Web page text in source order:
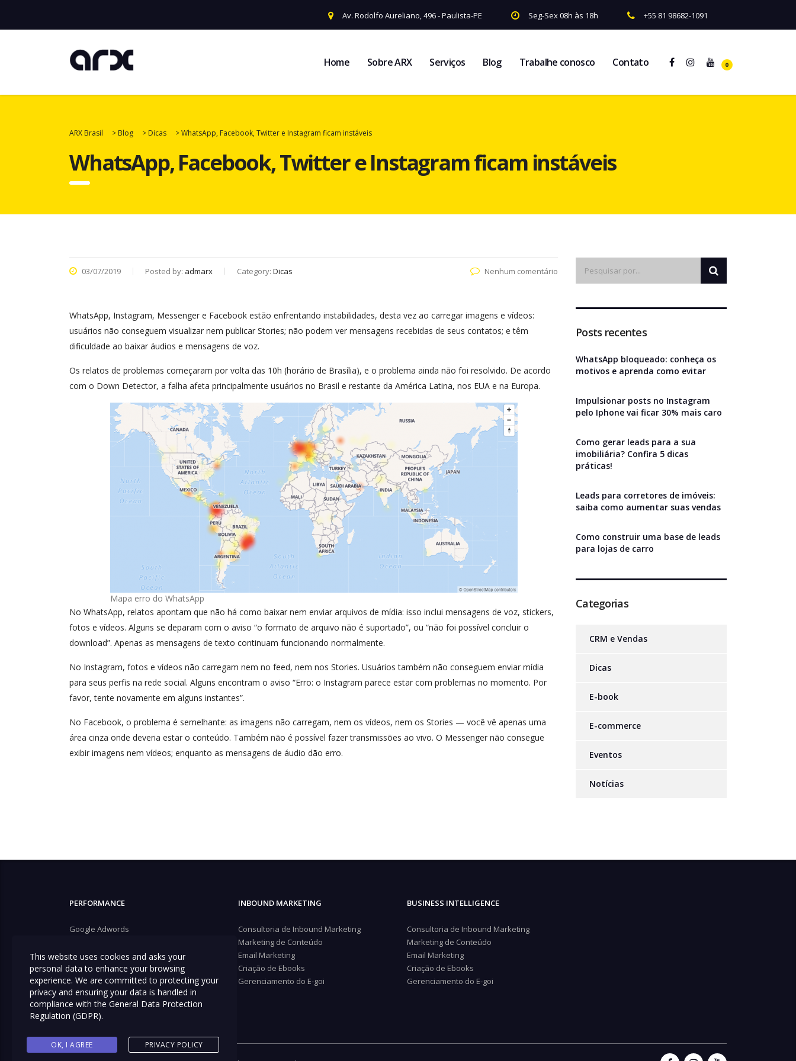
Av. Rodolfo Aureliano, 496 - Paulista-PE Seg-Sex 08h às 18h +55 81 98682-1091
0
Home Sobre ARX Serviços Blog Trabalhe conosco Contato
ARX Brasil > Blog > Dicas >WhatsApp, Facebook, Twitter e Instagram ficam instáveis
WhatsApp, Facebook, Twitter e Instagram ficam instáveis
03/07/2019 Posted by: admarx Category: Dicas Nenhum comentário
WhatsApp, Instagram, Messenger e Facebook estão enfrentando instabilidades, desta vez ao carregar imagens e vídeos:
usuários não conseguem visualizar nem publicar Stories; não podem ver mensagens recebidas de seus contatos; e têm
dificuldade ao baixar áudios e mensagens de voz.
Os relatos de problemas começaram por volta das 10h (horário de Brasília), e o problema ainda não foi resolvido. De acordo
com o Down Detector, a falha afeta principalmente usuários no Brasil e restante da América Latina, nos EUA e na Europa.
Mapa erro do WhatsApp
No WhatsApp, relatos apontam que não há como baixar nem enviar arquivos de mídia: isso inclui mensagens de voz, stickers,
fotos e vídeos. Alguns se deparam com o aviso “o formato de arquivo não é suportado”, ou “não foi possível concluir o
download”. Apenas as mensagens de texto continuam funcionando normalmente.
No Instagram, fotos e vídeos não carregam nem no feed, nem nos Stories. Usuários também não conseguem enviar mídia
para seus perfis na rede social. Alguns encontram o aviso “Erro: o Instagram parece estar com problemas no momento. Por
favor, tente novamente em alguns instantes”.
No Facebook, o problema é semelhante: as imagens não carregam, nem os vídeos, nem os Stories — você vê apenas uma
área cinza onde deveria estar o conteúdo. Também não é possível fazer transmissões ao vivo. O Messenger não consegue
exibir imagens nem vídeos; enquanto as mensagens de áudio dão erro.
Posts recentes
WhatsApp bloqueado: conheça os
motivos e aprenda como evitar
Impulsionar posts no Instagram
pelo Iphone vai ficar 30% mais caro
Como gerar leads para a sua
imobiliária? Confira 5 dicas
práticas!
Leads para corretores de imóveis:
saiba como aumentar suas vendas
Como construir uma base de leads
para lojas de carro
Categorias
CRM e Vendas
Dicas
E-book
E-commerce
Eventos
Notícias
PERFORMANCE
Google Adwords
Remarketing no Google
Remarketing no Facebook
Native ADS
Outbrain
Taboola
INBOUND MARKETING
Consultoria de Inbound Marketing
Marketing de Conteúdo
Email Marketing
Criação de Ebooks
Gerenciamento do E-goi
BUSINESS INTELLIGENCE
Consultoria de Inbound Marketing
Marketing de Conteúdo
Email Marketing
Criação de Ebooks
Gerenciamento do E-goi
This website uses cookies and asks your
personal data to enhance your browsing
experience. We are committed to protecting your
privacy and ensuring your data is handled in
compliance with the General Data Protection
Regulation (GDPR).
OK, I AGREE PRIVACY POLICY